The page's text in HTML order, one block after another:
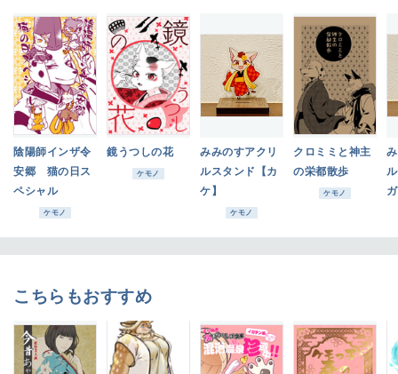
陰陽師インザ令
安郷 猫の日ス
ペシャル
ケモノ
鏡うつしの花
ケモノ
みみのすアクリ
ルスタンド【カ
ケ】
ケモノ
クロミミと神主
の栄都散歩
ケモノ
こちらもおすすめ